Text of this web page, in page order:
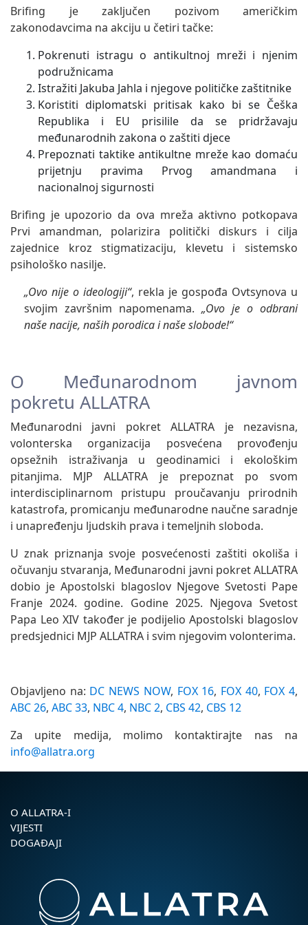
Brifing je zaključen pozivom američkim
zakonodavcima na akciju u četiri tačke:
Pokrenuti istragu o antikultnoj mreži i njenim
podružnicama
Istražiti Jakuba Jahla i njegove političke zaštitnike
Koristiti diplomatski pritisak kako bi se Češka
Republika i EU prisilile da se pridržavaju
međunarodnih zakona o zaštiti djece
Prepoznati taktike antikultne mreže kao domaću
prijetnju pravima Prvog amandmana i
nacionalnoj sigurnosti
Brifing je upozorio da ova mreža aktivno potkopava
Prvi amandman, polarizira politički diskurs i cilja
zajednice kroz stigmatizaciju, klevetu i sistemsko
psihološko nasilje.
„Ovo nije o ideologiji“, rekla je gospođa Ovtsynova u
svojim završnim napomenama.„Ovo je o odbrani
naše nacije, naših porodica i naše slobode!“
O Međunarodnom javnom
pokretu ALLATRA
Međunarodni javni pokret ALLATRA je nezavisna,
volonterska organizacija posvećena provođenju
opsežnih istraživanja u geodinamici i ekološkim
pitanjima. MJP ALLATRA je prepoznat po svom
interdisciplinarnom pristupu proučavanju prirodnih
katastrofa, promicanju međunarodne naučne saradnje
i unapređenju ljudskih prava i temeljnih sloboda.
U znak priznanja svoje posvećenosti zaštiti okoliša i
očuvanju stvaranja, Međunarodni javni pokret ALLATRA
dobio je Apostolski blagoslov Njegove Svetosti Pape
Franje 2024. godine. Godine 2025. Njegova Svetost
Papa Leo XIV također je podijelio Apostolski blagoslov
predsjednici MJP ALLATRA i svim njegovim volonterima.
Objavljeno na: DC NEWS NOW, FOX 16, FOX 40, FOX 4,
ABC 26, ABC 33, NBC 4, NBC 2, CBS 42, CBS 12
Za upite medija, molimo kontaktirajte nas na
info@allatra.org
O ALLATRA-I
VIJESTI
DOGAĐAJI